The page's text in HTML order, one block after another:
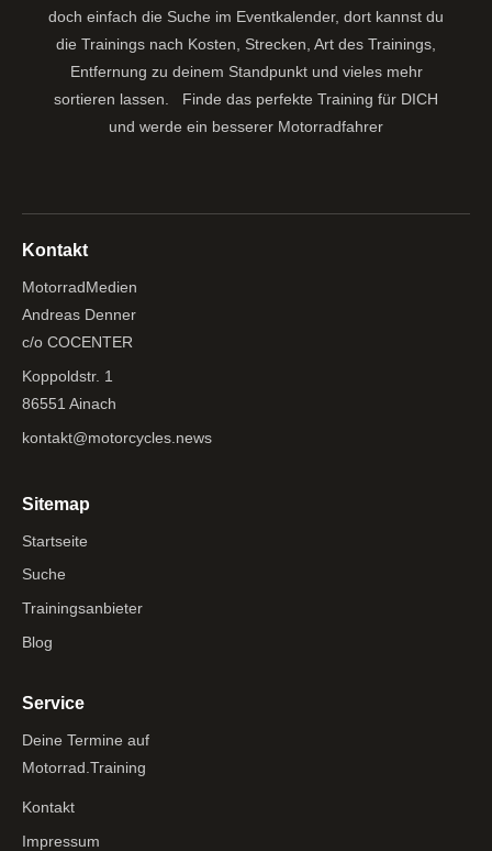
doch einfach die Suche im Eventkalender, dort kannst du
die Trainings nach Kosten, Strecken, Art des Trainings,
Entfernung zu deinem Standpunkt und vieles mehr
sortieren lassen. Finde das perfekte Training für DICH
und werde ein besserer Motorradfahrer
Kontakt
MotorradMedien
Andreas Denner
c/o COCENTER
Koppoldstr. 1
86551 Ainach
kontakt@motorcycles.news
Sitemap
Startseite
Suche
Trainingsanbieter
Blog
Service
Deine Termine auf
Motorrad.Training
Kontakt
Impressum